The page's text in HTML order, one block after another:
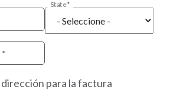
State
para la factura